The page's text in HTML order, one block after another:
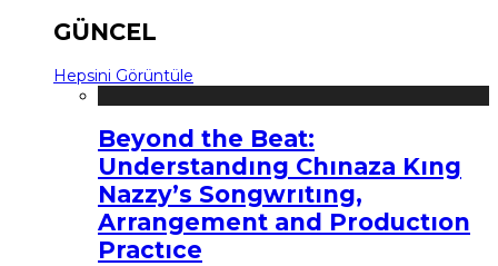
GÜNCEL
Hepsini Görüntüle
Beyond the Beat:
Understandıng Chınaza Kıng
Nazzy’s Songwrıtıng,
Arrangement and Productıon
Practıce